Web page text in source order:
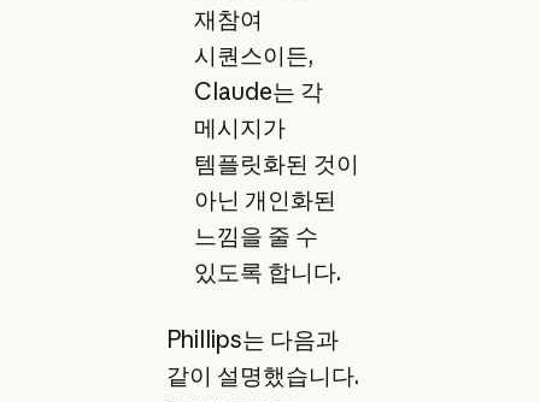
재참여
시퀀스이든,
Claude는 각
메시지가
템플릿화된 것이
아닌 개인화된
느낌을 줄 수
있도록 합니다.
Phillips는 다음과
같이 설명했습니다.